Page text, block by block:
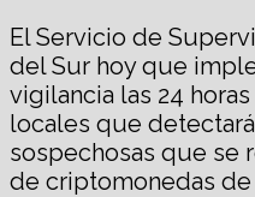
El Servicio de
del Sur hoy que
vigilancia las 24
locales que
sospechosas que se
de criptomonedas de